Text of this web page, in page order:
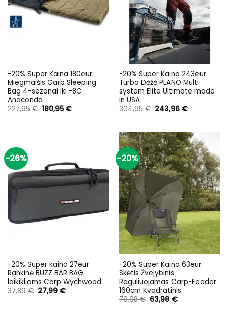
-20% Super Kaina 180eur
Miegmaišis Carp Sleeping
Bag 4-sezonai iki -8C
Anaconda
227,95€ Original
price
180,95 €Current
-20% Super Kaina 243eur
Turbo Dėžė PLANO Multi
system Elite Ultimate made
in USA
304,95€ Original
price
243,96 €Current
-26%
-20% Super kaina 27eur
Rankinė BUZZ BAR BAG
laikikliams Carp Wychwood
37,89€ Original
price
27,99 €Current
-20%
-20% Super Kaina 63eur
Skėtis Žvejybinis
Reguliuojamas Carp-Feeder
160cm Kvadratinis
79,98€ Original
price
63,98 €Current